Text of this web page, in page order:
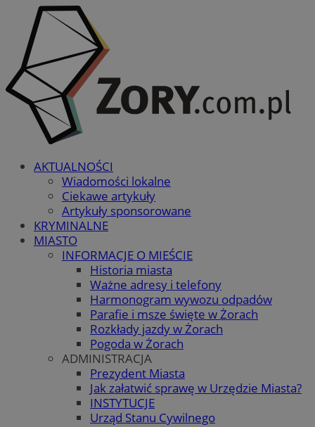
AKTUALNOŚCI
Wiadomości lokalne
Ciekawe artykuły
Artykuły sponsorowane
KRYMINALNE
MIASTO
INFORMACJE O MIEŚCIE
Historia miasta
Ważne adresy i telefony
Harmonogram wywozu odpadów
Parafie i msze święte w Żorach
Rozkłady jazdy w Żorach
Pogoda w Żorach
ADMINISTRACJA
Prezydent Miasta
Jak załatwić sprawę w Urzędzie Miasta?
INSTYTUCJE
Urząd Stanu Cywilnego